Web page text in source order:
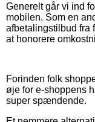
Generelt går vi ind
mobilen. Som en
afbetalingstilbud fra
at honorere
Forinden folk
øje for e-shoppens
super spændende.